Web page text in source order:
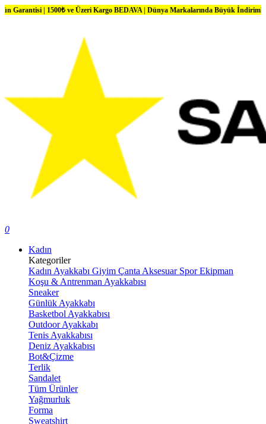
ve Üzeri Kargo BEDAVA | Dünya Markalarında Büyük İndirimler
0
Kadın
Kategoriler
Kadın Ayakkabı Giyim Çanta Aksesuar Spor Ekipman
Koşu & Antrenman Ayakkabısı
Sneaker
Günlük Ayakkabı
Basketbol Ayakkabısı
Outdoor Ayakkabı
Tenis Ayakkabısı
Deniz Ayakkabısı
Bot&Çizme
Terlik
Sandalet
Tüm Ürünler
Yağmurluk
Forma
Sweatshirt